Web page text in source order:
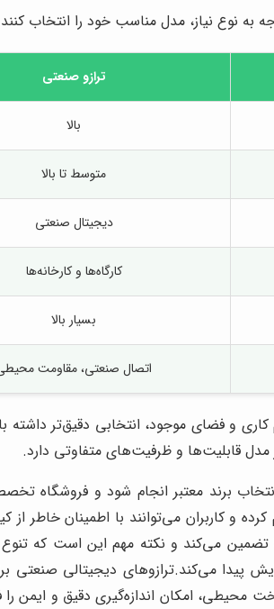
به نوع نیاز، مدل مناسب خود را انتخاب
ترازو صنعتی
بالا
متوسط تا بالا
دیجیتال صنعتی
کارگاه‌ها و کارخانه‌ها
بسیار بالا
اتصال صنعتی، مقاومت
و فضای موجود، انتخابی دقیق‌تر
مدل قابلیت‌ها و ظرفیت‌های متفاوتی دارد.
برند معتبر انجام شود و فروشگاه
و کاربران می‌توانند با اطمینان خاطر
تضمین می‌کند و نکته مهم این است که
می‌کند.ترازوهای دیجیتالی صنعتی برای
محیطی، امکان اندازه‌گیری دقیق و ایمن